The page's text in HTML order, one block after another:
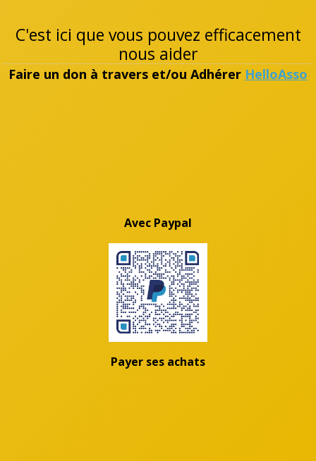
C'est ici que vous pouvez efficacement
nous aider
Faire un don à travers et/ou Adhérer HelloAsso
Avec Paypal
Payer ses achats